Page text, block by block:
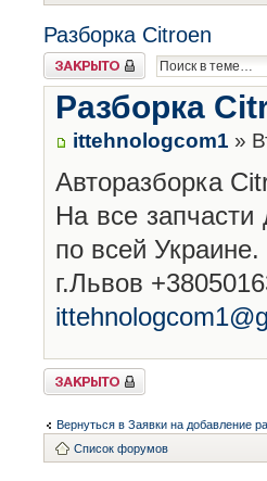
Разборка Citroen
Закрыто
Разборка
ittehnologcom1 »
Авторазборка
На все
по всей Украине.
г.Львов
Закрыто
Вернуться в Заявки на добавление
Список форумов